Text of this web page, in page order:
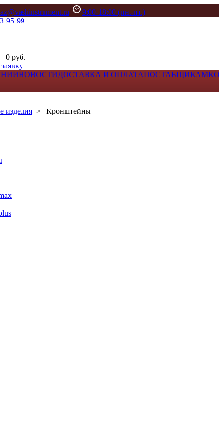
9:00-18:00 (пн.-пт.)
95-99
0 руб.
НОВОСТИДОСТАВКА И ОПЛАТАПОСТАВЩИКАМ
изделия > Кронштейны